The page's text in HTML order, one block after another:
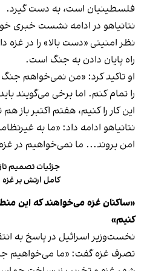
فلسطینیان است، به دست گیرد.
نتانیاهو در ادامه نشست خبری خود
نظر امنیتی «دست بالا» را در غزه
راه پایان دادن به جنگ است.
او تاکید کرد: «من نمی‌خواهم
را تمام کنم. اما برخی می‌گویند
این کار را کنیم، هفتم اکتبر باز
نتانیاهو ادامه داد: «ما به
امن بروند... ما نمی‌خواهیم در
جزئیات تصمیم
کامل ارتش بر غزه
«ساکنان غزه می‌خواهند که این
کنیم»
نخست‌وزیر اسرائیل در پاسخ به
تصرف غزه گفت: «ما می‌خواهیم